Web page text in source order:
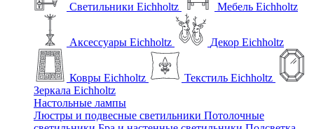
Светильники Eichholtz Мебель Eichholtz
Аксессуары Eichholtz Декор Eichholtz
Ковры Eichholtz
Текстиль Eichholtz
Зеркала Eichholtz
Настольные лампы
Люстры и подвесные светильники Потолочные